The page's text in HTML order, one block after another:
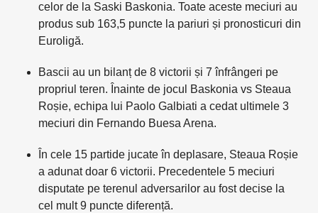
celor de la Saski Baskonia. Toate aceste meciuri au
produs sub 163,5 puncte la pariuri și pronosticuri din
Euroligă.
Bascii au un bilanț de 8 victorii și 7 înfrângeri pe
propriul teren. Înainte de jocul Baskonia vs Steaua
Roșie, echipa lui Paolo Galbiati a cedat ultimele 3
meciuri din Fernando Buesa Arena.
În cele 15 partide jucate în deplasare, Steaua Roșie
a adunat doar 6 victorii. Precedentele 5 meciuri
disputate pe terenul adversarilor au fost decise la
cel mult 9 puncte diferență.